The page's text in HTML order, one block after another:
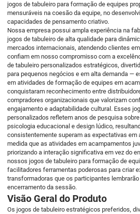
jogos de tabuleiro para formação de equipes
mensuráveis na coesão da equipe, no
capacidades de pensamento criativo.
Nossa empresa possui ampla experiência na
jogos de tabuleiro de alta qualidade para
mercados internacionais, atendendo clientes
confiam em nosso compromisso com a
de tabuleiro personalizados estratégicos,
para pequenos negócios e em alta demanda —
em atividades de formação de equipes em
conquistaram reconhecimento entre
compradores organizacionais que valorizam
engajamento e adaptabilidade cultural. Esses
personalizados refletem anos de pesquisa
psicologia educacional e design lúdico,
consistentemente superam as expectativas em
medida que as atividades em acampamentos
priorizando a interação significativa em vez do
nossos jogos de tabuleiro para formação de
facilitadores ferramentas poderosas para criar
transformadoras que os participantes
encerramento da sessão.
Visão Geral do Produto
Os jogos de tabuleiro estratégicos preferidos,